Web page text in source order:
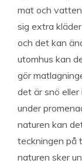
mat och
sig extra
och det kan
utomhus kan
gör
det är snö
under
naturen kan
teckningen på
naturen sker